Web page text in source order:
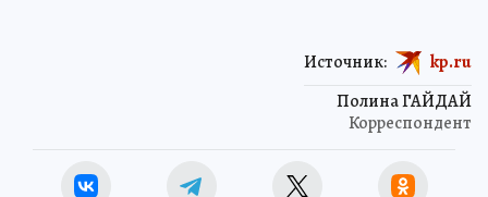
Полина ГАЙДАЙ
Корреспондент
Источник: kp.ru